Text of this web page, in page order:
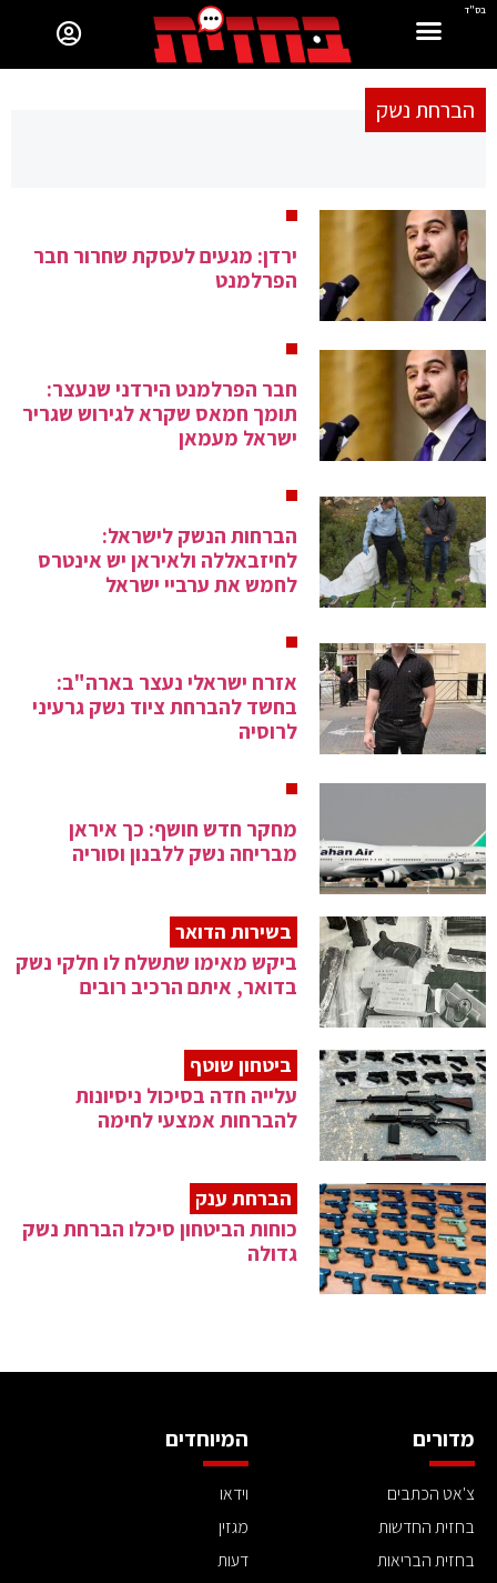
בס"ד
הברחת נשק
ירדן: מגעים לעסקת שחרור חבר
הפרלמנט
חבר הפרלמנט הירדני שנעצר:
תומך חמאס שקרא לגירוש שגריר
ישראל מעמאן
הברחות הנשק לישראל:
לחיזבאללה ולאיראן יש אינטרס
לחמש את ערביי ישראל
אזרח ישראלי נעצר בארה"ב:
בחשד להברחת ציוד נשק גרעיני
לרוסיה
מחקר חדש חושף: כך איראן
מבריחה נשק ללבנון וסוריה
בשירות הדואר
ביקש מאימו שתשלח לו חלקי נשק
בדואר, איתם הרכיב רובים
ביטחון שוטף
עלייה חדה בסיכול ניסיונות
להברחות אמצעי לחימה
הברחת ענק
כוחות הביטחון סיכלו הברחת נשק
גדולה
מדורים
צ'אט הכתבים
בחזית החדשות
בחזית הבריאות
המיוחדים
וידאו
מגזין
דעות